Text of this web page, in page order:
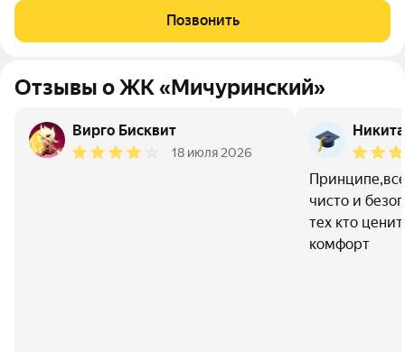
кухня 5.1 м2, отделка под ключ, лоджий - 1. Квартира
располагается на 1 этаже
Позвонить
Отзывы о ЖК «Мичуринский»
Вирго Бисквит
18 июля 2026
чисто и
тех кто
комфорт